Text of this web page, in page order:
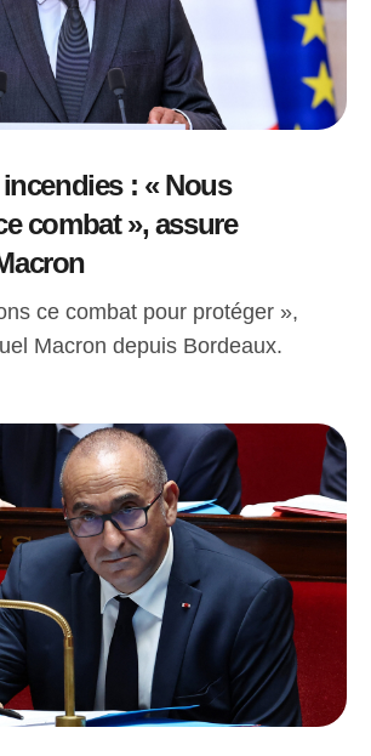
incendies : « Nous
combat », assure
ce combat pour protéger »,
Macron depuis Bordeaux.